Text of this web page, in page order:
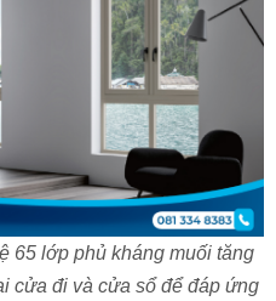
65 lớp phủ kháng muối tăng
cửa đi và cửa sổ để đáp ứng